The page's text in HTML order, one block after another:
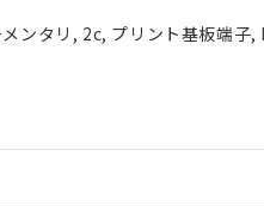
ンタリ, 2c, プリント基板端子,